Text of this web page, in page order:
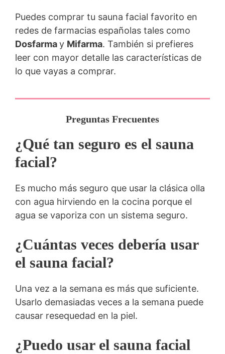
Puedes comprar tu sauna facial favorito en
redes de farmacias españolas tales como
Dosfarmay Mifarma. También si prefieres
leer con mayor detalle las características de
lo que vayas a comprar.
Preguntas Frecuentes
¿Qué tan seguro es el sauna
facial?
Es mucho más seguro que usar la clásica olla
con agua hirviendo en la cocina porque el
agua se vaporiza con un sistema seguro.
¿Cuántas veces debería usar
el sauna facial?
Una vez a la semana es más que suficiente.
Usarlo demasiadas veces a la semana puede
causar resequedad en la piel.
¿Puedo usar el sauna facial